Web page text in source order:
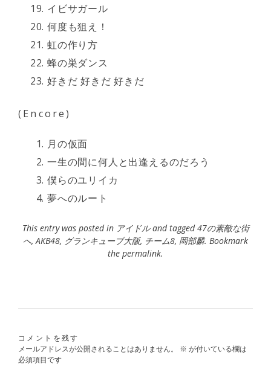
イビサガール
何度も狙え！
虹の作り方
蜂の巣ダンス
好きだ 好きだ 好きだ
(Encore)
月の仮面
一生の間に何人と出逢えるのだろう
僕らのユリイカ
夢へのルート
This entry was posted in アイドルand tagged47の素敵な街
へ, AKB48, グランキューブ大阪, チーム8, 岡部麟. Bookmark
the permalink.
コメントを残す
メールアドレスが公開されることはありません。
※ が付いている欄は
必須項目です